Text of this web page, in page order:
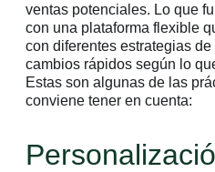
ventas potenciales. Lo que
con una plataforma flexible
con diferentes estrategias
cambios rápidos según lo
Estas son algunas de las
conviene tener en cuenta: